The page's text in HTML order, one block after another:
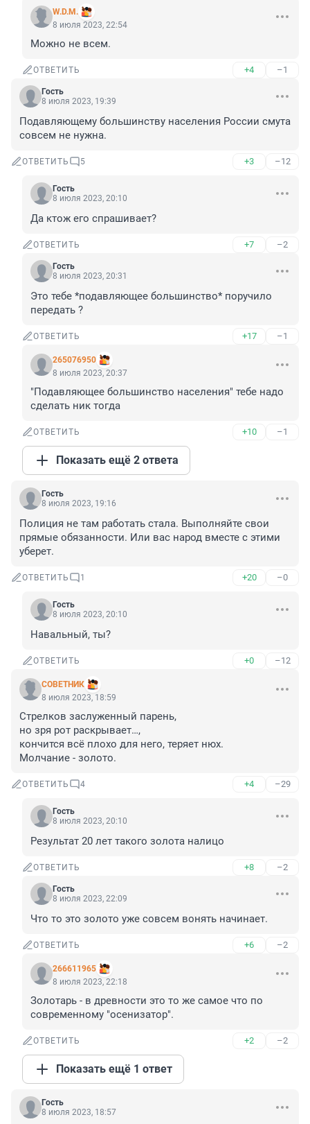
W.D.M.
8 июля 2023, 22:54
Можно не всем.
ОТВЕТИТЬ +4 –1
Гость
8 июля 2023, 19:39
Подавляющему большинству населения России смута
совсем не нужна.
ОТВЕТИТЬ 5 +3 –12
Гость
8 июля 2023, 20:10
Да ктож его спрашивает?
ОТВЕТИТЬ +7 –2
Гость
8 июля 2023, 20:31
Это тебе *подавляющее большинство* поручило
передать ?
ОТВЕТИТЬ +17 –1
265076950
8 июля 2023, 20:37
"Подавляющее большинство населения" тебе надо
сделать ник тогда
ОТВЕТИТЬ +10 –1
Показать ещё 2 ответа
Гость
8 июля 2023, 19:16
Полиция не там работать стала. Выполняйте свои
прямые обязанности. Или вас народ вместе с этими
уберет.
ОТВЕТИТЬ 1 +20 –0
Гость
8 июля 2023, 20:10
Навальный, ты?
ОТВЕТИТЬ +0 –12
СОВЕТНИК
8 июля 2023, 18:59
Стрелков заслуженный парень,
но зря рот раскрывает…,
кончится всё плохо для него, теряет нюх.
Молчание - золото.
ОТВЕТИТЬ 4 +4 –29
Гость
8 июля 2023, 20:10
Результат 20 лет такого золота налицо
ОТВЕТИТЬ +8 –2
Гость
8 июля 2023, 22:09
Что то это золото уже совсем вонять начинает.
ОТВЕТИТЬ +6 –2
266611965
8 июля 2023, 22:18
Золотарь - в древности это то же самое что по
современному "осенизатор".
ОТВЕТИТЬ +2 –2
Показать ещё 1 ответ
Гость
8 июля 2023, 18:57